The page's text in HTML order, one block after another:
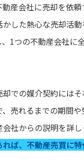
産会社に売却を依
した熱心な売却活
1つの不動産会社に
での媒介契約には
売れるまでの期間や
社からの説明を詳し
ば、不動産売買に